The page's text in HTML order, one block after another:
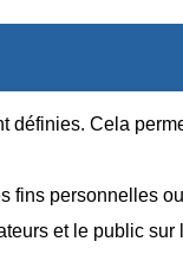
définies. Cela
fins personnelles
et le public sur